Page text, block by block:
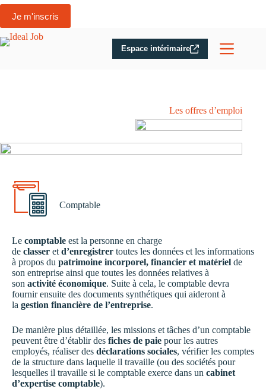
Je m'inscris
Espace intérimaire
Les offres d’emploi
Comptable
Le comptable est la personne en charge
de classer et d’enregistrer toutes les données et les informations
à propos du patrimoine incorporel, financier et matériel de
son entreprise ainsi que toutes les données relatives à
son activité économique. Suite à cela, le comptable devra
fournir ensuite des documents synthétiques qui aideront à
la gestion financière de l’entreprise.
De manière plus détaillée, les missions et tâches d’un comptable
peuvent être d’établir des fiches de paie pour les autres
employés, réaliser des déclarations sociales, vérifier les comptes
de la structure dans laquelle il travaille (ou des sociétés pour
lesquelles il travaille si le comptable exerce dans un cabinet
d’expertise comptable).